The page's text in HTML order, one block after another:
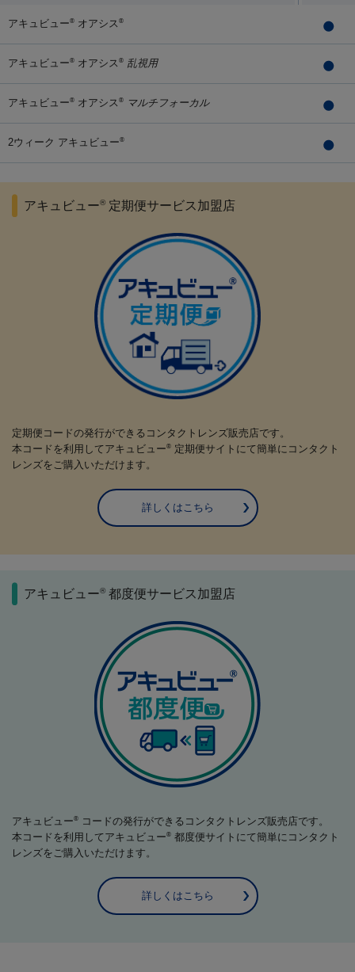
アキュビュー® オアシス ®
アキュビュー® オアシス ® 乱視用
アキュビュー® オアシス ® マルチフォーカル
2ウィーク アキュビュー®
アキュビュー® 定期便サービス加盟店
定期便コードの発行ができるコンタクトレンズ販売店です。
本コードを利用してアキュビュー® 定期便サイトにて簡単にコンタクト
レンズをご購入いただけます。
詳しくはこちら
アキュビュー® 都度便サービス加盟店
アキュビュー®
コードの発行ができるコンタクトレンズ販売店です。
本コードを利用してアキュビュー® 都度便サイトにて簡単にコンタクト
レンズをご購入いただけます。
詳しくはこちら